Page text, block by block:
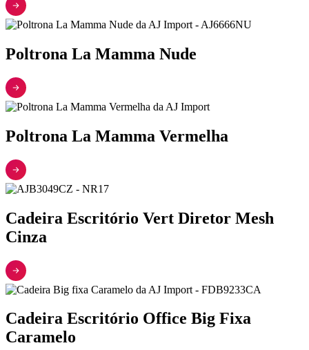
Poltrona La Mamma Nude
Poltrona La Mamma Vermelha
Cadeira Escritório Vert Diretor Mesh
Cinza
Cadeira Escritório Office Big Fixa
Caramelo